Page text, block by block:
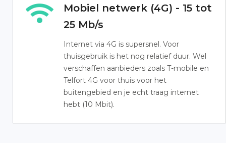
Mobiel netwerk (4G) - 15 tot
25 Mb/s
Internet via 4G is supersnel. Voor
thuisgebruik is het nog relatief duur. Wel
verschaffen aanbieders zoals T-mobile en
Telfort 4G voor thuis voor het
buitengebied en je echt traag internet
hebt (10 Mbit).